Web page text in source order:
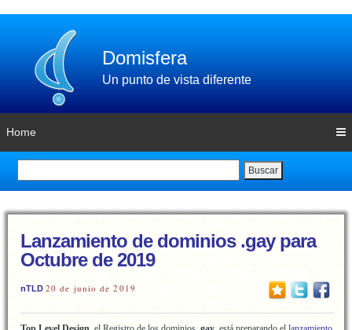
Domisfera
Un punto de vista diferente
Home
Buscar
Lanzamiento de dominios .gay para
Octubre de 2019
nTLD 20 de junio de 2019